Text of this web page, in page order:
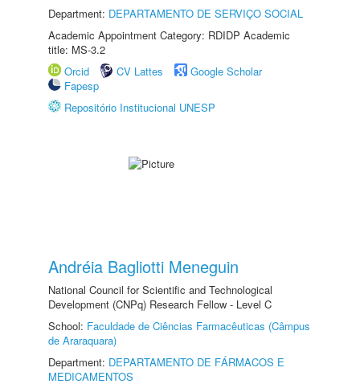
Department: DEPARTAMENTO DE SERVIÇO SOCIAL
Academic Appointment Category: RDIDP Academic
title: MS-3.2
Orcid
CV Lattes
Google Scholar
Fapesp
Repositório Institucional UNESP
Andréia Bagliotti Meneguin
National Council for Scientific and Technological
Development (CNPq) Research Fellow - Level C
School: Faculdade de Ciências Farmacêuticas (Câmpus
de Araraquara)
Department: DEPARTAMENTO DE FÁRMACOS E
MEDICAMENTOS